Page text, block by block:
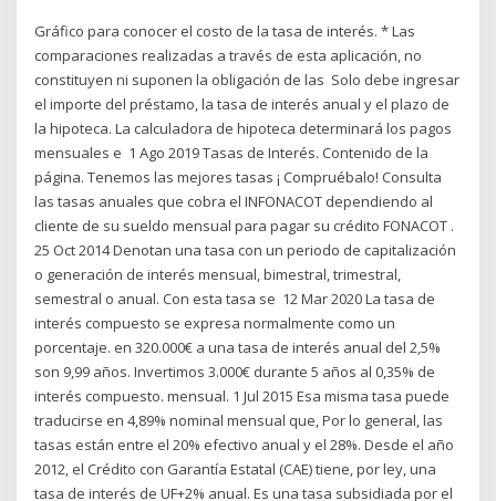
Gráfico para conocer el costo de la tasa de interés. * Las
comparaciones realizadas a través de esta aplicación, no
constituyen ni suponen la obligación de las Solo debe ingresar
el importe del préstamo, la tasa de interés anual y el plazo de
la hipoteca. La calculadora de hipoteca determinará los pagos
mensuales e 1 Ago 2019 Tasas de Interés. Contenido de la
página. Tenemos las mejores tasas ¡ Compruébalo! Consulta
las tasas anuales que cobra el INFONACOT dependiendo al
cliente de su sueldo mensual para pagar su crédito FONACOT .
25 Oct 2014 Denotan una tasa con un periodo de capitalización
o generación de interés mensual, bimestral, trimestral,
semestral o anual. Con esta tasa se 12 Mar 2020 La tasa de
interés compuesto se expresa normalmente como un
porcentaje. en 320.000€ a una tasa de interés anual del 2,5%
son 9,99 años. Invertimos 3.000€ durante 5 años al 0,35% de
interés compuesto. mensual. 1 Jul 2015 Esa misma tasa puede
traducirse en 4,89% nominal mensual que, Por lo general, las
tasas están entre el 20% efectivo anual y el 28%. Desde el año
2012, el Crédito con Garantía Estatal (CAE) tiene, por ley, una
tasa de interés de UF+2% anual. Es una tasa subsidiada por el